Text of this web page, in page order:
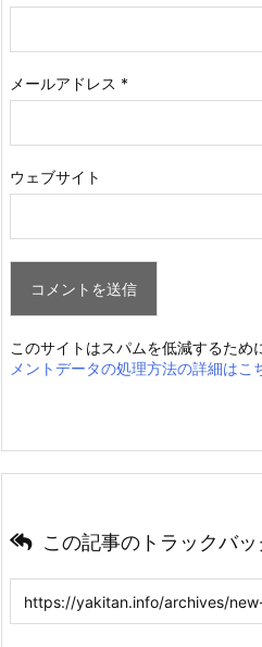
メールアドレス *
ウェブサイト
このサイトはスパムを低減するため
メントデータの処理方法の詳細はこ
この記事のトラックバ